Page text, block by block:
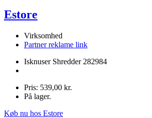
Estore
Virksomhed
Partner reklame link
Isknuser Shredder 282984
Pris: 539,00 kr.
På lager.
Køb nu hos Estore